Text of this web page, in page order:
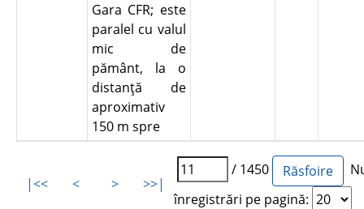
Gara CFR; este
paralel cu valul
mic de
pământ, la o
distanţă de
aproximativ
150 m spre
|<< < > >>|
/ 1450
înregistrări pe pagină: